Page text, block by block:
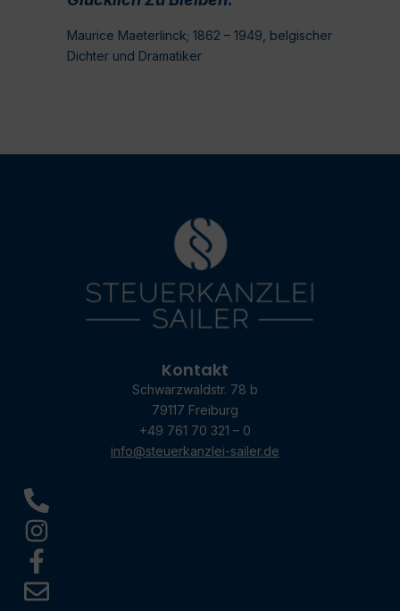
Maurice Maeterlinck; 1862 – 1949, belgischer
Dichter und Dramatiker
Kontakt
Schwarzwaldstr. 78 b
79117 Freiburg
+49 761 70 321 – 0
info@steuerkanzlei-sailer.de